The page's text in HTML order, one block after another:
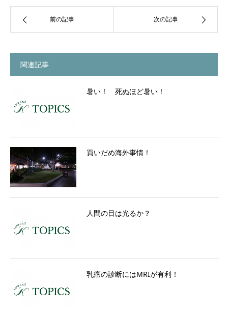
前の記事 次の記事
関連記事
暑い！ 死ぬほど暑い！
買いだめ海外事情！
人間の目は光るか？
乳癌の診断にはMRIが有利！